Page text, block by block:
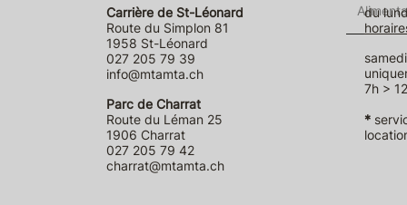
Carrière de St-Léonard
Route du Simplon 81
1958 St-Léonard
027 205 79 39
info@mtamta.ch
Parc de Charrat
Route du Léman 25
1906 Charrat
027 205 79 42
charrat@mtamta.ch
du
7h >
*